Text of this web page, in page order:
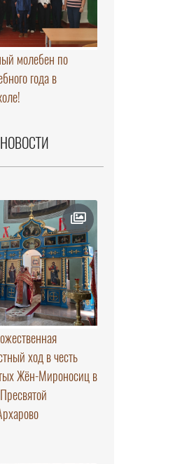
молебен по
года в
ход в честь
Жён-Мироносиц в